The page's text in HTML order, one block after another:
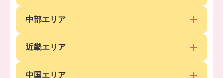
中部エリア
近畿エリア
中国エリア